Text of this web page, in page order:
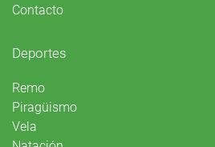
Contacto
Deportes
Remo
Piragüismo
Vela